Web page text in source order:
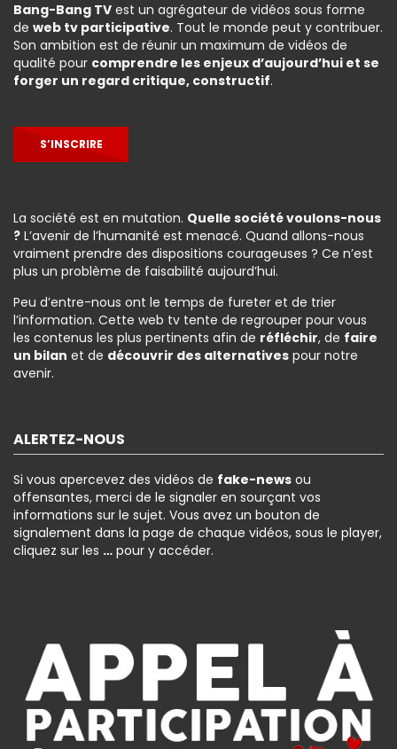
Bang-Bang TV est un agrégateur de vidéos sous forme
de web tv participative. Tout le monde peut y contribuer.
Son ambition est de réunir un maximum de vidéos de
qualité pour comprendre les enjeux d’aujourd’hui et se
forger un regard critique, constructif.
S’INSCRIRE
La société est en mutation. Quelle société voulons-nous
? L’avenir de l’humanité est menacé. Quand allons-nous
vraiment prendre des dispositions courageuses ? Ce n’est
plus un problème de faisabilité aujourd’hui.
Peu d’entre-nous ont le temps de fureter et de trier
l’information. Cette web tv tente de regrouper pour vous
les contenus les plus pertinents afin de réfléchir, de faire
un bilan et de découvrir des alternatives pour notre
avenir.
ALERTEZ-NOUS
Si vous apercevez des vidéos de fake-news ou
offensantes, merci de le signaler en sourçant vos
informations sur le sujet. Vous avez un bouton de
signalement dans la page de chaque vidéos, sous le player,
cliquez sur les … pour y accéder.